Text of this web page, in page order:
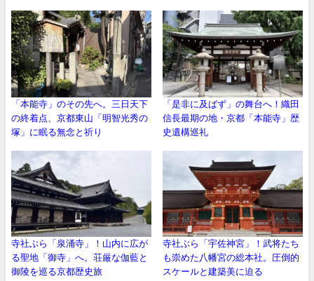
「本能寺」のその先へ。三日天下
の終着点、京都東山「明智光秀の
塚」に眠る無念と祈り
「是非に及ばず」の舞台へ！織田
信長最期の地・京都「本能寺」歴
史遺構巡礼
寺社ぶら「泉涌寺」！山内に広が
る聖地「御寺」へ。荘厳な伽藍と
御陵を巡る京都歴史旅
寺社ぶら「宇佐神宮」！武将たち
も崇めた八幡宮の総本社。圧倒的
スケールと建築美に迫る